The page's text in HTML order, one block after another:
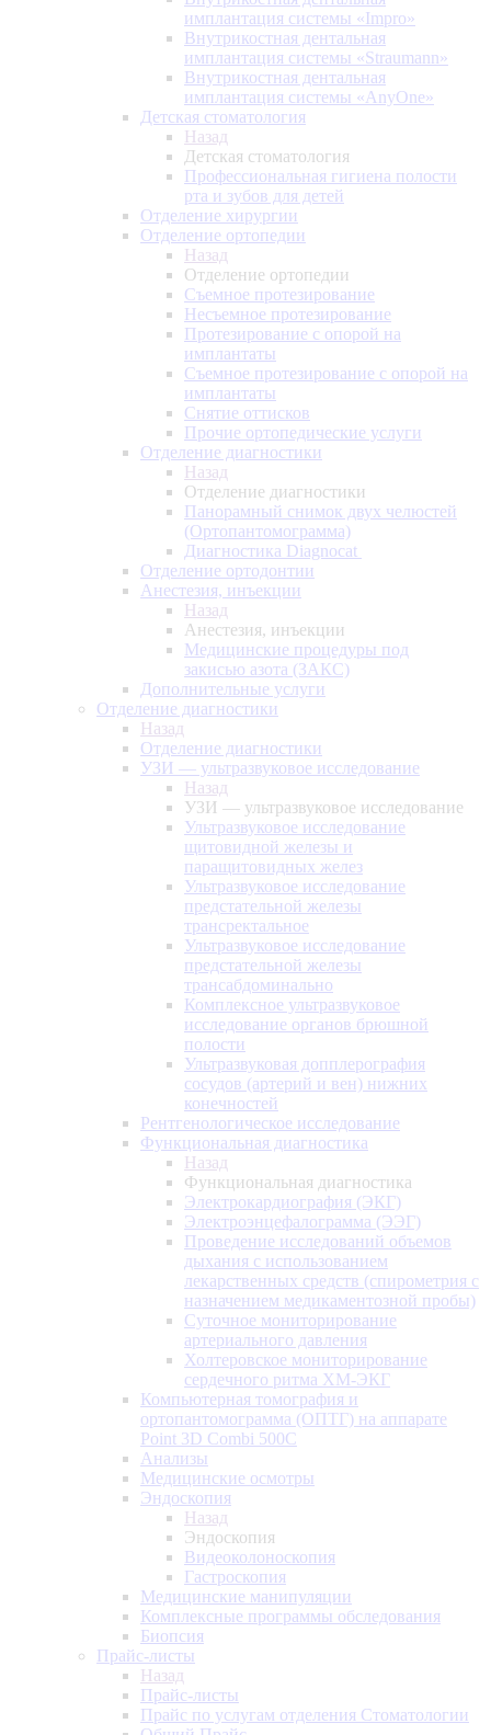
имплантация системы «Impro»
Внутрикостная дентальная
имплантация системы «Straumann»
Внутрикостная дентальная
имплантация системы «AnyOne»
Детская стоматология
Назад
Детская стоматология
Профессиональная гигиена полости
рта и зубов для детей
Отделение хирургии
Отделение ортопедии
Назад
Отделение ортопедии
Съемное протезирование
Несъемное протезирование
Протезирование с опорой на
имплантаты
Съемное протезирование с опорой на
имплантаты
Снятие оттисков
Прочие ортопедические услуги
Отделение диагностики
Назад
Отделение диагностики
Панорамный снимок двух челюстей
(Ортопантомограмма)
Диагностика Diagnocat
Отделение ортодонтии
Анестезия, инъекции
Назад
Анестезия, инъекции
Медицинские процедуры под
закисью азота (ЗАКС)
Дополнительные услуги
Отделение диагностики
Назад
Отделение диагностики
УЗИ — ультразвуковое исследование
Назад
УЗИ — ультразвуковое исследование
Ультразвуковое исследование
щитовидной железы и
паращитовидных желез
Ультразвуковое исследование
предстательной железы
трансректальное
Ультразвуковое исследование
предстательной железы
трансабдоминально
Комплексное ультразвуковое
исследование органов брюшной
полости
Ультразвуковая допплерография
сосудов (артерий и вен) нижних
конечностей
Рентгенологическое исследование
Функциональная диагностика
Назад
Функциональная диагностика
Электрокардиография (ЭКГ)
Электроэнцефалограмма (ЭЭГ)
Проведение исследований объемов
дыхания с использованием
лекарственных средств (спирометрия с
назначением медикаментозной пробы)
Суточное мониторирование
артериального давления
Холтеровское мониторирование
сердечного ритма ХМ-ЭКГ
Компьютерная томография и
ортопантомограмма (ОПТГ) на аппарате
Point 3D Combi 500C
Анализы
Медицинские осмотры
Эндоскопия
Назад
Эндоскопия
Видеоколоноскопия
Гастроскопия
Медицинские манипуляции
Комплексные программы обследования
Биопсия
Прайс-листы
Назад
Прайс-листы
Прайс по услугам отделения Стоматологии